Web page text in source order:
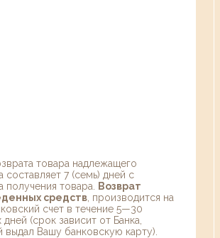
товара надлежащего
составляет 7 (семь) дней с
получения товара.
Возврат
средств , производится на
счет в течение 5—30
дней (срок зависит от Банка,
выдал Вашу банковскую карту).